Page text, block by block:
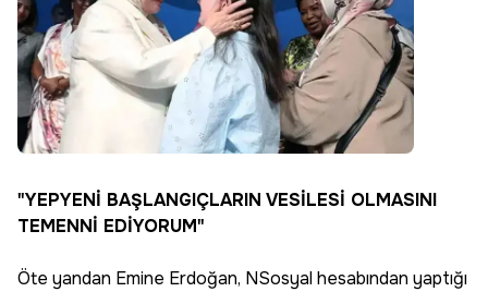
"YEPYENİ BAŞLANGIÇLARIN VESİLESİ OLMASINI
TEMENNİ EDİYORUM"
Öte yandan Emine Erdoğan, NSosyal hesabından yaptığı